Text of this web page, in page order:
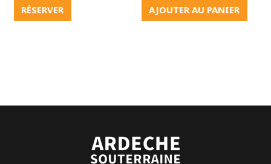
RÉSERVER AJOUTER AU PANIER